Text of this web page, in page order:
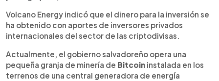
Volcano Energy indicó que el dinero para la inversión se
ha obtenido con aportes de inversores privados
internacionales del sector de las criptodivisas.
Actualmente, el gobierno salvadoreño opera una
pequeña granja de minería de Bitcoin instalada en los
terrenos de una central generadora de energía